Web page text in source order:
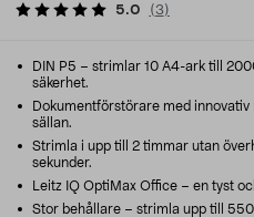
5.0 (3)
DIN P5 – strimlar 10 A4-ark till
säkerhet.
Dokumentförstörare med
sällan.
Strimla i upp till 2 timmar utan
sekunder.
Leitz IQ OptiMax Office – en tyst
Stor behållare – strimla upp till